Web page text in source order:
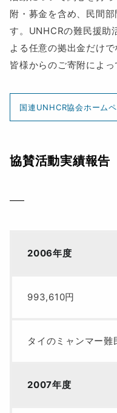
附・募金を含め、民間
す。UNHCRの難民援助
よる任意の拠出金だけ
皆様からのご寄附によっ
国連UNHCR協会ホーム
協賛活動実績報告
2006年度
993,610円
タイのミャンマー
2007年度